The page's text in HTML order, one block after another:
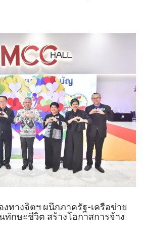
งทางจิตฯ ผนึกภาครัฐ-เครือข่าย
ทักษะชีวิต สร้างโอกาสการจ้าง